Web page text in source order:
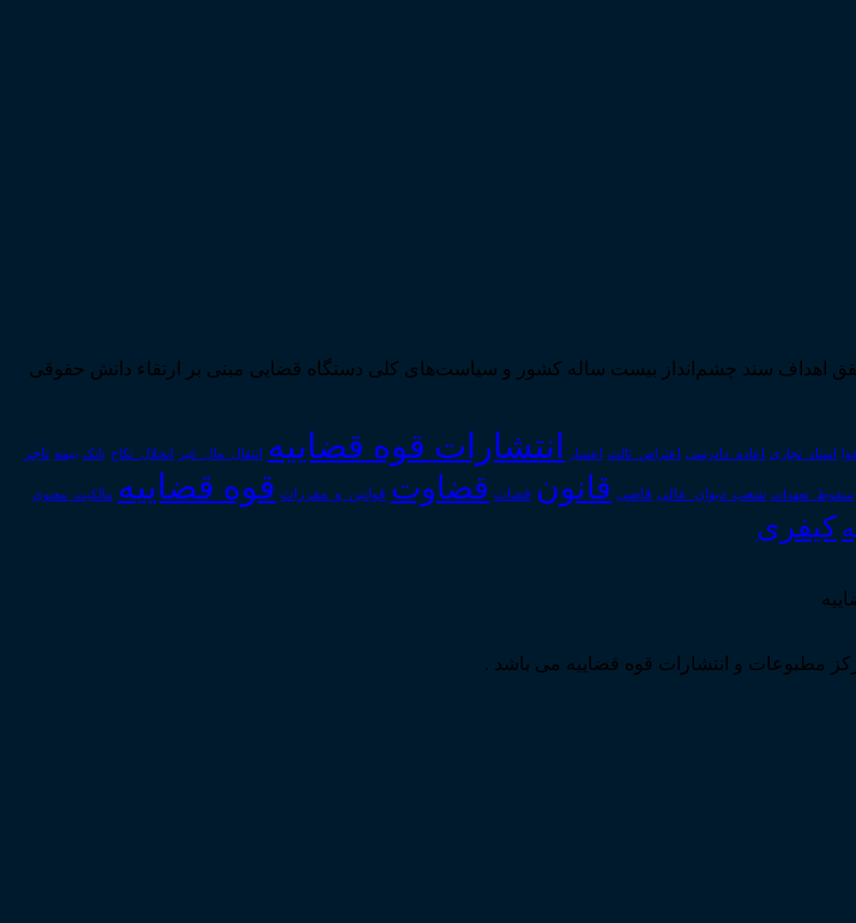
قوه قضاییه به استناد مجوز شماره ۵۸۸۴ از سال ۱۳۸۰ در راستای تحقق اهداف سند چشم‌انداز بیست ساله کشور و سیاست‌های کلی دستگاه قضایی مبنی بر ارتقاء دانش حقوقی
اسناد_تجاری اعاده_دادرسی اعتراض_ثالث اعسار انتشارات قوه قضاییه انتقال_مال_غیر انحلال_نکاح بانک بیمه تاجر
سقوط_تعهدات شعب_دیوان_عالی قاضی قانون قضات قضاوت قوانین_و_مقررات قوه قضاییه مالکیت_معنوی
کیفری
مطبوعات و انتشارات قوه قضاییه می باشد .